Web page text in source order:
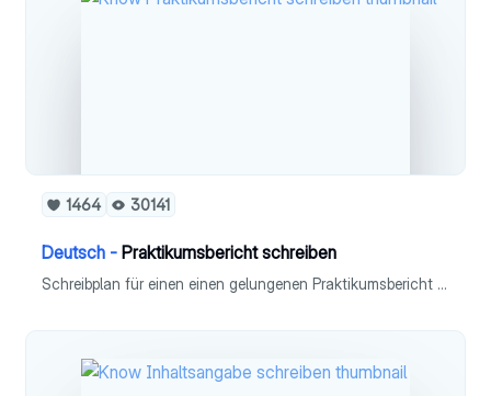
1464 30141
Deutsch - Praktikumsbericht schreiben
Schreibplan für einen einen gelungenen Praktikumsbericht nach einem Praktikum - Definiton - Aufbau - Formatierung - Einleitung - Bericht in 5 Schritten